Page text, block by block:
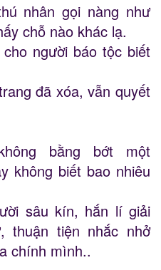
nhân gọi nàng như
chỗ nào khác lạ.
người báo tộc biết
đã xóa, vẫn quyết
bằng bớt một
không biết bao nhiêu
sâu kín, hắn lí giải
thuận tiện nhắc nhở
chính mình..